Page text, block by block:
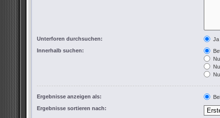
Unterforen durchsuchen:
Ja
Innerhalb suchen:
Ergebnisse anzeigen als:
Ergebnisse sortieren nach: